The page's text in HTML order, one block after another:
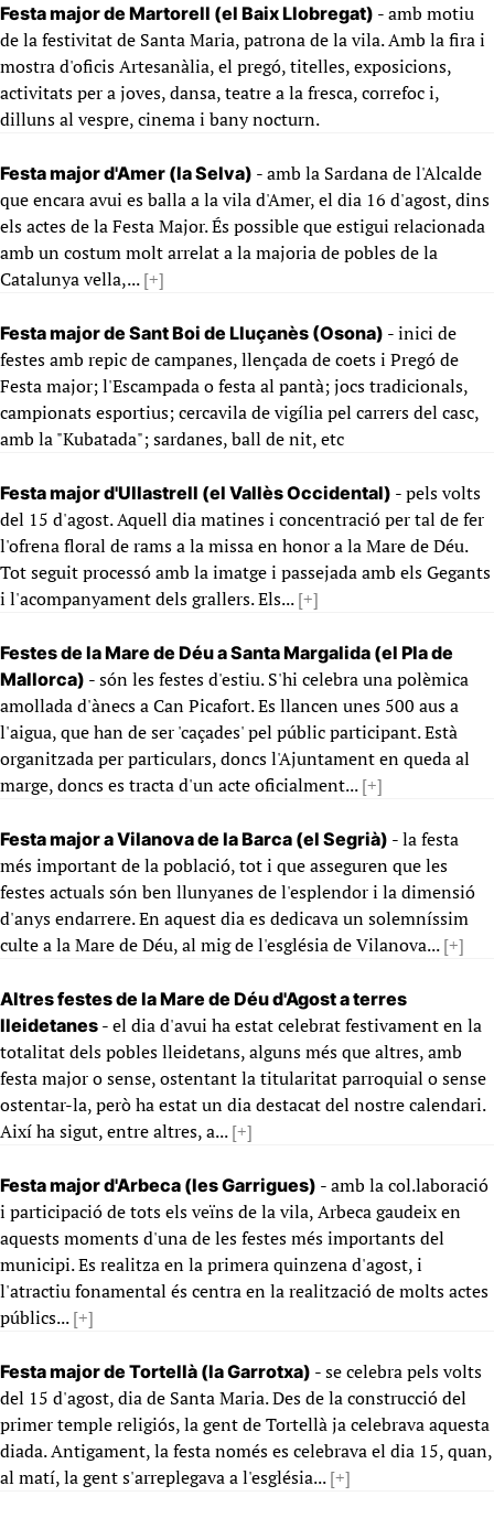
Festa major de Martorell (el Baix Llobregat) - amb motiu
de la festivitat de Santa Maria, patrona de la vila. Amb la fira i
mostra d'oficis Artesanàlia, el pregó, titelles, exposicions,
activitats per a joves, dansa, teatre a la fresca, correfoc i,
dilluns al vespre, cinema i bany nocturn.
Festa major d'Amer (la Selva) - amb la Sardana de l'Alcalde
que encara avui es balla a la vila d'Amer, el dia 16 d'agost, dins
els actes de la Festa Major. És possible que estigui relacionada
amb un costum molt arrelat a la majoria de pobles de la
Catalunya vella,...[+]
Festa major de Sant Boi de Lluçanès (Osona) - inici de
festes amb repic de campanes, llençada de coets i Pregó de
Festa major; l'Escampada o festa al pantà; jocs tradicionals,
campionats esportius; cercavila de vigília pel carrers del casc,
amb la "Kubatada"; sardanes, ball de nit, etc
Festa major d'Ullastrell (el Vallès Occidental) - pels volts
del 15 d'agost. Aquell dia matines i concentració per tal de fer
l'ofrena floral de rams a la missa en honor a la Mare de Déu.
Tot seguit processó amb la imatge i passejada amb els Gegants
i l'acompanyament dels grallers. Els...[+]
Festes de la Mare de Déu a Santa Margalida (el Pla de
Mallorca) - són les festes d'estiu. S'hi celebra una polèmica
amollada d'ànecs a Can Picafort. Es llancen unes 500 aus a
l'aigua, que han de ser 'caçades' pel públic participant. Està
organitzada per particulars, doncs l'Ajuntament en queda al
marge, doncs es tracta d'un acte oficialment...[+]
Festa major a Vilanova de la Barca (el Segrià) - la festa
més important de la població, tot i que asseguren que les
festes actuals són ben llunyanes de l'esplendor i la dimensió
d'anys endarrere. En aquest dia es dedicava un solemníssim
culte a la Mare de Déu, al mig de l'església de Vilanova...[+]
Altres festes de la Mare de Déu d'Agost a terres
lleidetanes - el dia d'avui ha estat celebrat festivament en la
totalitat dels pobles lleidetans, alguns més que altres, amb
festa major o sense, ostentant la titularitat parroquial o sense
ostentar-la, però ha estat un dia destacat del nostre calendari.
Així ha sigut, entre altres, a...[+]
Festa major d'Arbeca (les Garrigues) - amb la col.laboració
i participació de tots els veïns de la vila, Arbeca gaudeix en
aquests moments d'una de les festes més importants del
municipi. Es realitza en la primera quinzena d'agost, i
l'atractiu fonamental és centra en la realització de molts actes
públics...[+]
Festa major de Tortellà (la Garrotxa) - se celebra pels volts
del 15 d'agost, dia de Santa Maria. Des de la construcció del
primer temple religiós, la gent de Tortellà ja celebrava aquesta
diada. Antigament, la festa només es celebrava el dia 15, quan,
al matí, la gent s'arreplegava a l'església...[+]